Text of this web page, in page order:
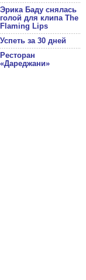
Эрика Баду снялась
голой для клипа The
Flaming Lips
Успеть за 30 дней
Ресторан
«Дареджани»